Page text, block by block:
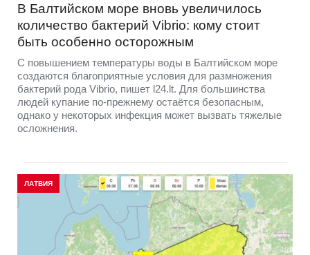
В Балтийском море вновь увеличилось
количество бактерий Vibrio: кому стоит
быть особенно осторожным
С повышением температуры воды в Балтийском море
создаются благоприятные условия для размножения
бактерий рода Vibrio, пишет l24.lt. Для большинства
людей купание по-прежнему остаётся безопасным,
однако у некоторых инфекция может вызвать тяжелые
осложнения.
ЛАТВИЯ